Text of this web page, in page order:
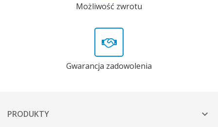
Możliwość zwrotu
Gwarancja zadowolenia
PRODUKTY 